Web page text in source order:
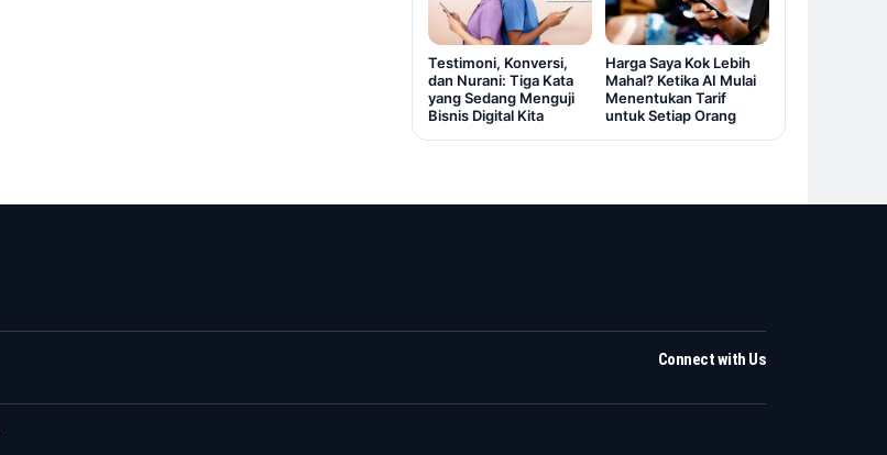
Testimoni, Konversi,
dan Nurani: Tiga Kata
yang Sedang Menguji
Bisnis Digital Kita
Harga Saya Kok Lebih
Mahal? Ketika AI Mulai
Menentukan Tarif
untuk Setiap Orang
Connect with Us